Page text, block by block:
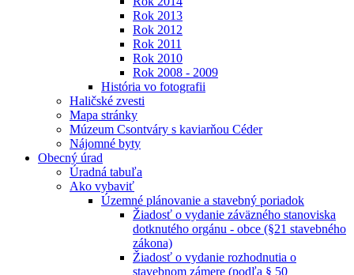
Rok 2013
Rok 2012
Rok 2011
Rok 2010
Rok 2008 - 2009
História vo fotografii
Haličské zvesti
Mapa stránky
Múzeum Csontváry s kaviarňou Céder
Nájomné byty
Obecný úrad
Úradná tabuľa
Ako vybaviť
Územné plánovanie a stavebný poriadok
Žiadosť o vydanie záväzného stanoviska
dotknutého orgánu - obce (§21 stavebného
zákona)
Žiadosť o vydanie rozhodnutia o
stavebnom zámere (podľa § 50